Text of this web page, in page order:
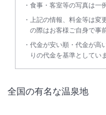
食事・客室等の写真は一
上記の情報、料金等は変
の際はお客様ご自身で事
代金が安い順・代金が高
りの代金を基準としてい
全国の有名な温泉地